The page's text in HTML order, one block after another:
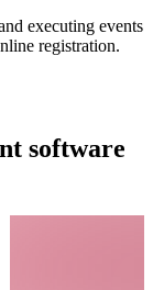
executing events
registration.
software